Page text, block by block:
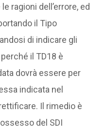
ragioni dell’errore, ed
il Tipo
di indicare gli
il TD18 è
dovrà essere per
indicata nel
Il rimedio è
del SDI